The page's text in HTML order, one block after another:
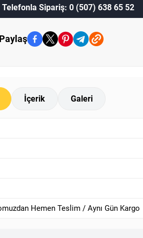
Telefonla Sipariş: 0 (507) 638 65 52
Paylaş
İçerik Galeri
Hemen Teslim / Aynı Gün Kargo